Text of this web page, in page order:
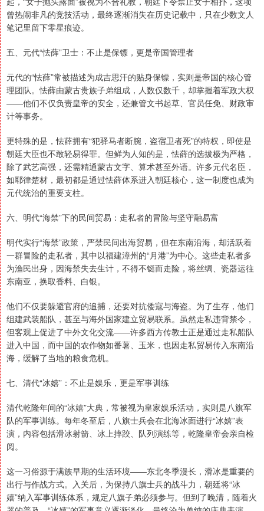
曾热闹非凡的竞技活动，最终逐渐消失在历史记载中，只在少数文人
笔记里留下零星痕迹。
五、元代“怯薛”卫士：不止是保镖，更是帝国管理者
元代的“怯薛”常被描述为成吉思汗的贴身保镖，实则是帝国的核心管
理团队。怯薛由蒙古贵族子弟组成，人数仅数千，却掌握着军政大权
——他们不仅负责皇帝的安全，还兼管文书起草、官员任免、财政审
计等事务。
更特殊的是，怯薛拥有“犯驿马者断腕，盗宿卫者死”的特权，即使是
朝廷大臣也不敢轻易得罪。但鲜为人知的是，怯薛的选拔极为严格，
除了武艺高强，还需精通蒙古文字、算术甚至外语。许多元代名臣，
如耶律楚材，最初都是通过怯薛体系进入朝廷核心，这一制度也成为
元代统治的重要支柱。
六、明代“海禁”下的民间贸易：走私者的冒险与坚守融易富
明代实行“海禁”政策，严禁民间出海贸易，但在东南沿海，却活跃着
一群冒险的走私者，其中以福建漳州的“月港”为中心。这些走私者多
为渔民出身，因海禁失去生计，不得不铤而走险，将丝绸、瓷器运往
东南亚，换取香料、白银。
他们不仅要躲避官府的追捕，还要对抗倭寇与海盗。为了生存，他们
组建武装船队，甚至与海外国家建立贸易联系。虽然走私违背禁令，
但客观上促进了中外文化交流——许多西方传教士正是通过走私船队
进入中国，而中国的农作物如番薯、玉米，也因走私贸易传入东南沿
海，缓解了当地的粮食危机。
七、清代“冰嬉”：不止是娱乐，更是军事训练
清代乾隆年间的“冰嬉”大典，常被视为皇家娱乐活动，实则是八旗军
队的军事训练。每年冬至后，八旗士兵会在北海冰面进行“冰嬉”表
演，内容包括滑冰射箭、冰上摔跤、队列演练等，乾隆皇帝会亲自检
阅。
这一习俗源于满族早期的生活环境——东北冬季漫长，滑冰是重要的
出行与作战方式。入关后，为保持八旗士兵的战斗力，朝廷将“冰
嬉”纳入军事训练体系，规定八旗子弟必须参与。但到了晚清，随着火